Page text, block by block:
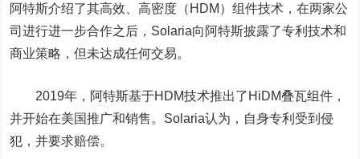
阿特斯介绍了其高效、高密度（HDM）组件技术，在两家公
司进行进一步合作之后，Solaria向阿特斯披露了专利技术和
商业策略，但未达成任何交易。
2019年，阿特斯基于HDM技术推出了HiDM叠瓦组件，
并开始在美国推广和销售。Solaria认为，自身专利受到侵
犯，并要求赔偿。